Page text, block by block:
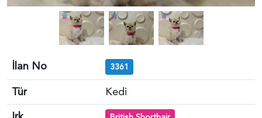
İlan No 3361
Tür
Kedi